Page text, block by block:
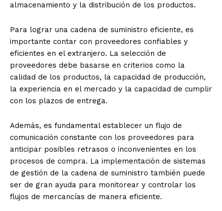
almacenamiento y la distribución de los productos.
Para lograr una cadena de suministro eficiente, es
importante contar con proveedores confiables y
eficientes en el extranjero. La selección de
proveedores debe basarse en criterios como la
calidad de los productos, la capacidad de producción,
la experiencia en el mercado y la capacidad de cumplir
con los plazos de entrega.
Además, es fundamental establecer un flujo de
comunicación constante con los proveedores para
anticipar posibles retrasos o inconvenientes en los
procesos de compra. La implementación de sistemas
de gestión de la cadena de suministro también puede
ser de gran ayuda para monitorear y controlar los
flujos de mercancías de manera eficiente.